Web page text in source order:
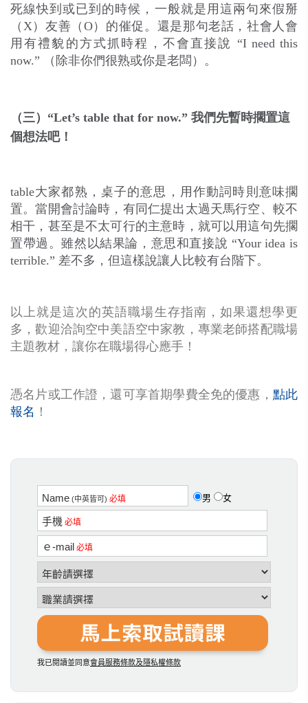
死線快到或已到的時候，一般就是用這兩句來假掰
（X）友善（O）的催促。還是那句老話，社會人會
用有禮貌的方式抓時程，不會直接說 “I need this
now.” （除非你們很熟或你是老闆）。
（三）“Let’s table that for now.” 我們先暫時擱置這
個想法吧！
table大家都熟，桌子的意思，用作動詞時則意味擱
置。當開會討論時，有同仁提出太過天馬行空、較不
相干，甚至是不太可行的主意時，就可以用這句先擱
置帶過。雖然以結果論，意思和直接說 “Your idea is
terrible.” 差不多，但這樣說讓人比較有台階下。
以上就是這次的英語職場生存指南，如果還想學更
多，歡迎洽詢空中美語空中家教，專業老師搭配職場
主題教材，讓你在職場得心應手！
憑名片或工作證，還可享首期學費全免的優惠， 點此
報名 ！